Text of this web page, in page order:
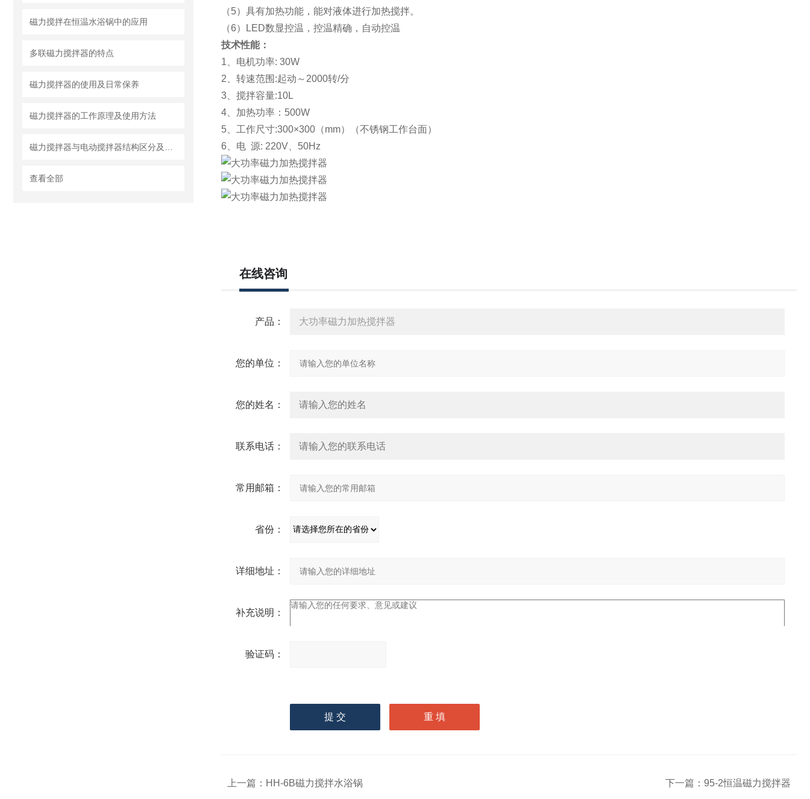
磁力搅拌在恒温水浴锅中的应用
多联磁力搅拌器的特点
磁力搅拌器的使用及日常保养
磁力搅拌器的工作原理及使用方法
查看全部
（5）具有加热功能，能对液体进行加热搅拌。
（6）LED数显控温，控温精确，自动控温
技术性能：
1、电机功率: 30W
2、转速范围:起动～2000转/分
3、搅拌容量:10L
4、加热功率：500W
5、工作尺寸:300×300（mm）（不锈钢工作台面）
6、电 源: 220V、50Hz
在线咨询
产品：
您的单位：
您的姓名：
联系电话：
常用邮箱：
省份：
详细地址：
补充说明：
验证码：
输入计算结果（填写阿拉
上一篇： HH-6B磁力搅拌水浴锅 下一篇： 95-2恒温磁力搅拌器